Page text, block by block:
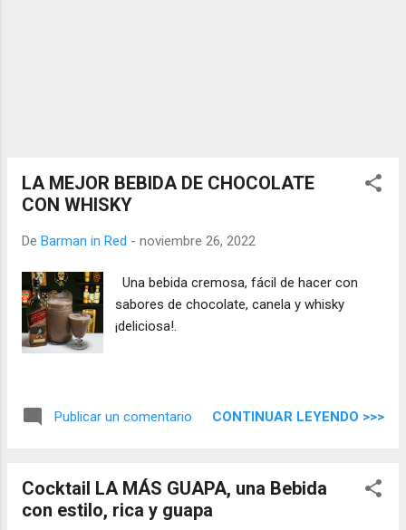
LA MEJOR BEBIDA DE CHOCOLATE
CON WHISKY
De Barman in Red - noviembre 26, 2022
Una bebida cremosa, fácil de hacer con
sabores de chocolate, canela y whisky
¡deliciosa!.
Publicar un comentario CONTINUAR LEYENDO >>>
Cocktail LA MÁS GUAPA, una Bebida
con estilo, rica y guapa